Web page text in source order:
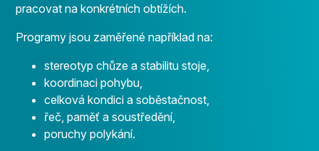
pracovat na konkrétních obtížích.
Programy jsou zaměřené například na:
stereotyp chůze a stabilitu stoje,
koordinaci pohybu,
celková kondici a soběstačnost,
řeč, paměť a soustředění,
poruchy polykání.